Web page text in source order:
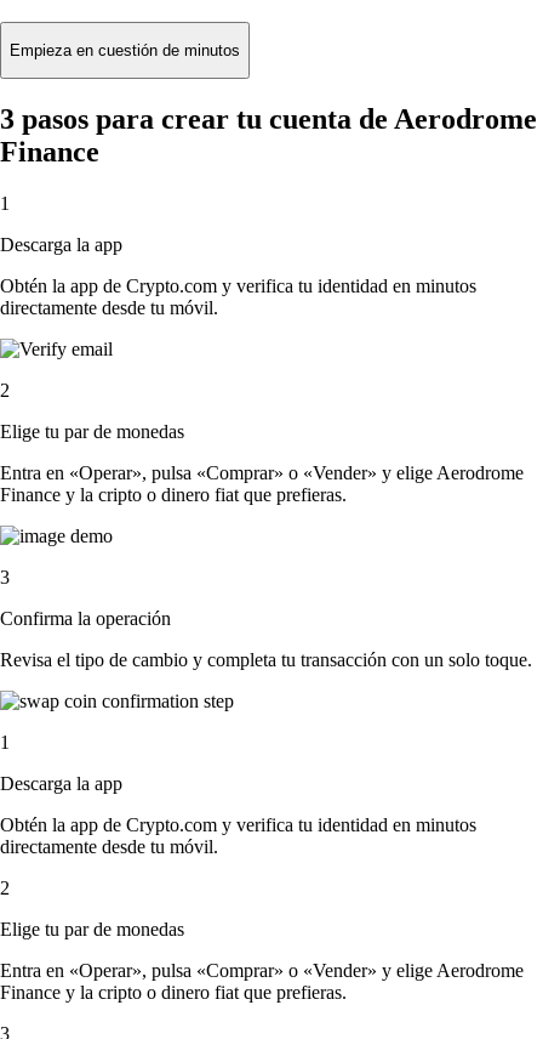
Empieza en cuestión de minutos
3 pasos para crear tu cuenta de Aerodrome
Finance
1
Descarga la app
Obtén la app de Crypto.com y verifica tu identidad en minutos
directamente desde tu móvil.
2
Elige tu par de monedas
Entra en «Operar», pulsa «Comprar» o «Vender» y elige Aerodrome
Finance y la cripto o dinero fiat que prefieras.
3
Confirma la operación
Revisa el tipo de cambio y completa tu transacción con un solo toque.
1
Descarga la app
Obtén la app de Crypto.com y verifica tu identidad en minutos
directamente desde tu móvil.
2
Elige tu par de monedas
Entra en «Operar», pulsa «Comprar» o «Vender» y elige Aerodrome
Finance y la cripto o dinero fiat que prefieras.
3